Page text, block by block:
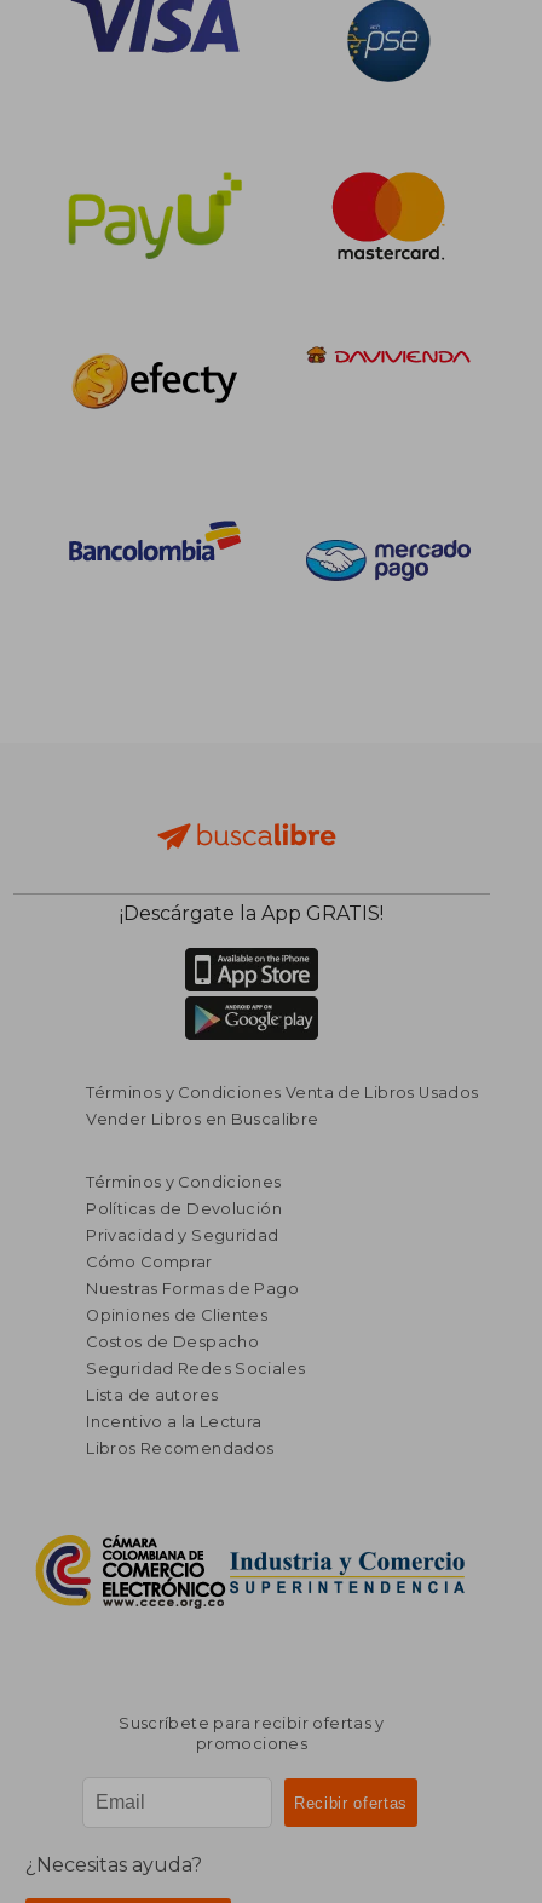
¡Descárgate la App GRATIS!
Términos y Condiciones Venta de Libros Usados
Vender Libros en Buscalibre
Términos y Condiciones
Políticas de Devolución
Privacidad y Seguridad
Cómo Comprar
Nuestras Formas de Pago
Opiniones de Clientes
Costos de Despacho
Seguridad Redes Sociales
Lista de autores
Incentivo a la Lectura
Libros Recomendados
Suscríbete para recibir ofertas y
promociones
¿Necesitas ayuda?